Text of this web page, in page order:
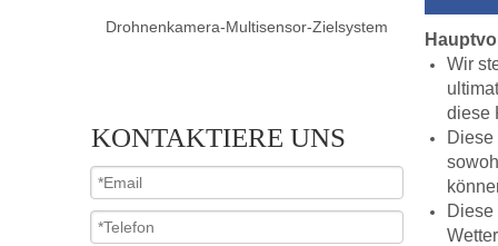
Drohnenkamera-Dual-Sensor-Zielsystem
KONTAKTIERE UNS
Wir
diese
Diese
Diese